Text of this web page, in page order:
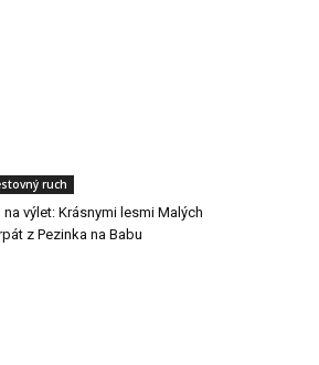
ruch
na výlet: Krásnymi lesmi Malých
z Pezinka na Babu